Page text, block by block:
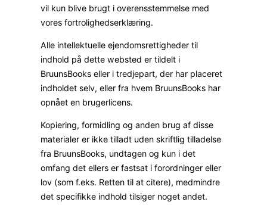
vil kun blive brugt i overensstemmelse med
vores fortrolighedserklæring.
Alle intellektuelle ejendomsrettigheder til
indhold på dette websted er tildelt i
BruunsBooks eller i tredjepart, der har placeret
indholdet selv, eller fra hvem BruunsBooks har
opnået en brugerlicens.
Kopiering, formidling og anden brug af disse
materialer er ikke tilladt uden skriftlig tilladelse
fra BruunsBooks, undtagen og kun i det
omfang det ellers er fastsat i forordninger eller
lov (som f.eks. Retten til at citere), medmindre
det specifikke indhold tilsiger noget andet.